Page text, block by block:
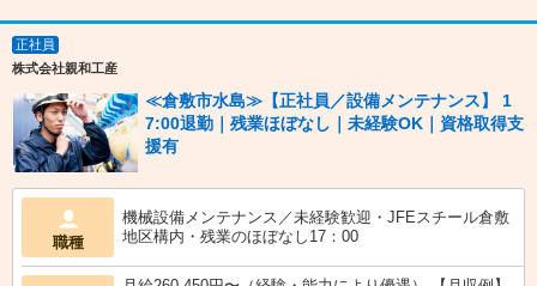
正社員
株式会社親和工産
≪倉敷市水島≫【正社員／設備メンテナンス】 1
7:00退勤｜残業ほぼなし｜未経験OK｜資格取得支
援有
職種
機械設備メンテナンス／未経験歓迎・JFEスチール倉敷
地区構内・残業のほぼなし17：00